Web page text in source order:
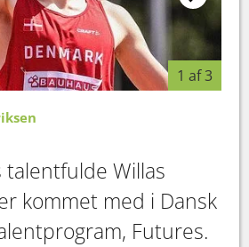
1 af 3
Willas
kommet med i Dansk
Futures.